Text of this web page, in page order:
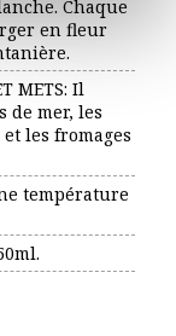
Chaque
en fleur
METS: Il
de mer, les
les fromages
température